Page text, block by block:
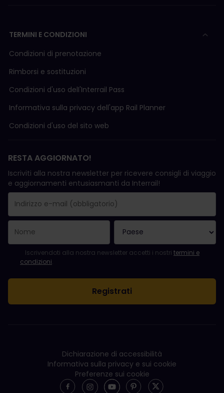
TERMINI E CONDIZIONI
Condizioni di prenotazione
Rimborsi e sostituzioni
Condizioni d'uso delI'Interrail Pass
Informativa sulla privacy dell'app Rail Planner
Condizioni d'uso del sito web
RESTA AGGIORNATO!
Iscriviti alla nostra newsletter per ricevere consigli di viaggio
e aggiornamenti entusiasmanti da Interrail!
Il campo "Indirizzo e-mail" è obbligatorio.
L'indirizzo e-mail non è valido.
Si è verificato un errore durante l'iscrizione alla newsletter.
Sei già iscritto a questa newsletter!
Per iscriversi alla newsletter, accettare i termini e le condizioni.
Iscrivendoti alla nostra newsletter accetti i nostri termini e
condizioni.
Dichiarazione di accessibilità
Informativa sulla privacy e sui cookie
Preferenze sui cookie